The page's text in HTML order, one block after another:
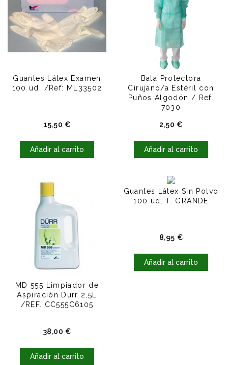
Guantes Látex Examen
100 ud. /Ref: ML33502
15,50 €Precio
Añadir al carrito
Bata Protectora
Cirujano/a Estéril con
Puños Algodón / Ref.
7030
2,50 €Precio
Añadir al carrito
MD 555 Limpiador de
Aspiración Durr 2,5L
/REF. CC555C6105
38,00 €Precio
Añadir al carrito
Guantes Látex Sin Polvo
100 ud. T. GRANDE
8,95 €Precio
Añadir al carrito